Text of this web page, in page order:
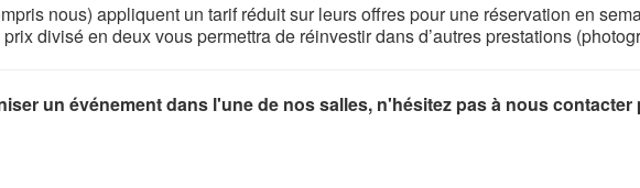
nous) appliquent un tarif réduit sur leurs offres pour une réservation en
divisé en deux vous permettra de réinvestir dans d’autres prestations
un événement dans l'une de nos salles, n'hésitez pas à nous contacter